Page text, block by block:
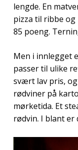
lengde. En
pizza til ribbe
85 poeng.
Men i innlegget
passer til ulike
svært lav pris, og
rødviner på
mørketida. Et
rødvin. I blant er